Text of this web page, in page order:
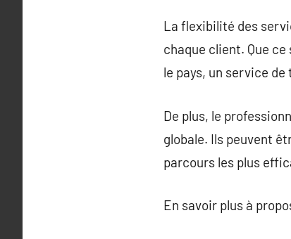
La flexibilité des
chaque client. Que
le pays, un service
De plus, le
globale. Ils peuvent
parcours les plus
En savoir plus à